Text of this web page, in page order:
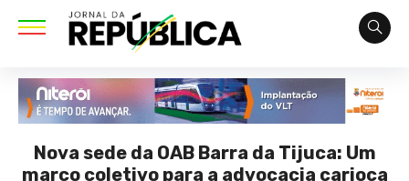
Nova sede da OAB Barra da Tijuca: Um
marco coletivo para a advocacia carioca